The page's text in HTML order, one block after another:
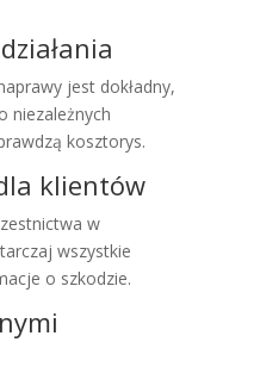
jest dokładny,
niezależnych
kosztorys.
klientów
w
wszystkie
o szkodzie.